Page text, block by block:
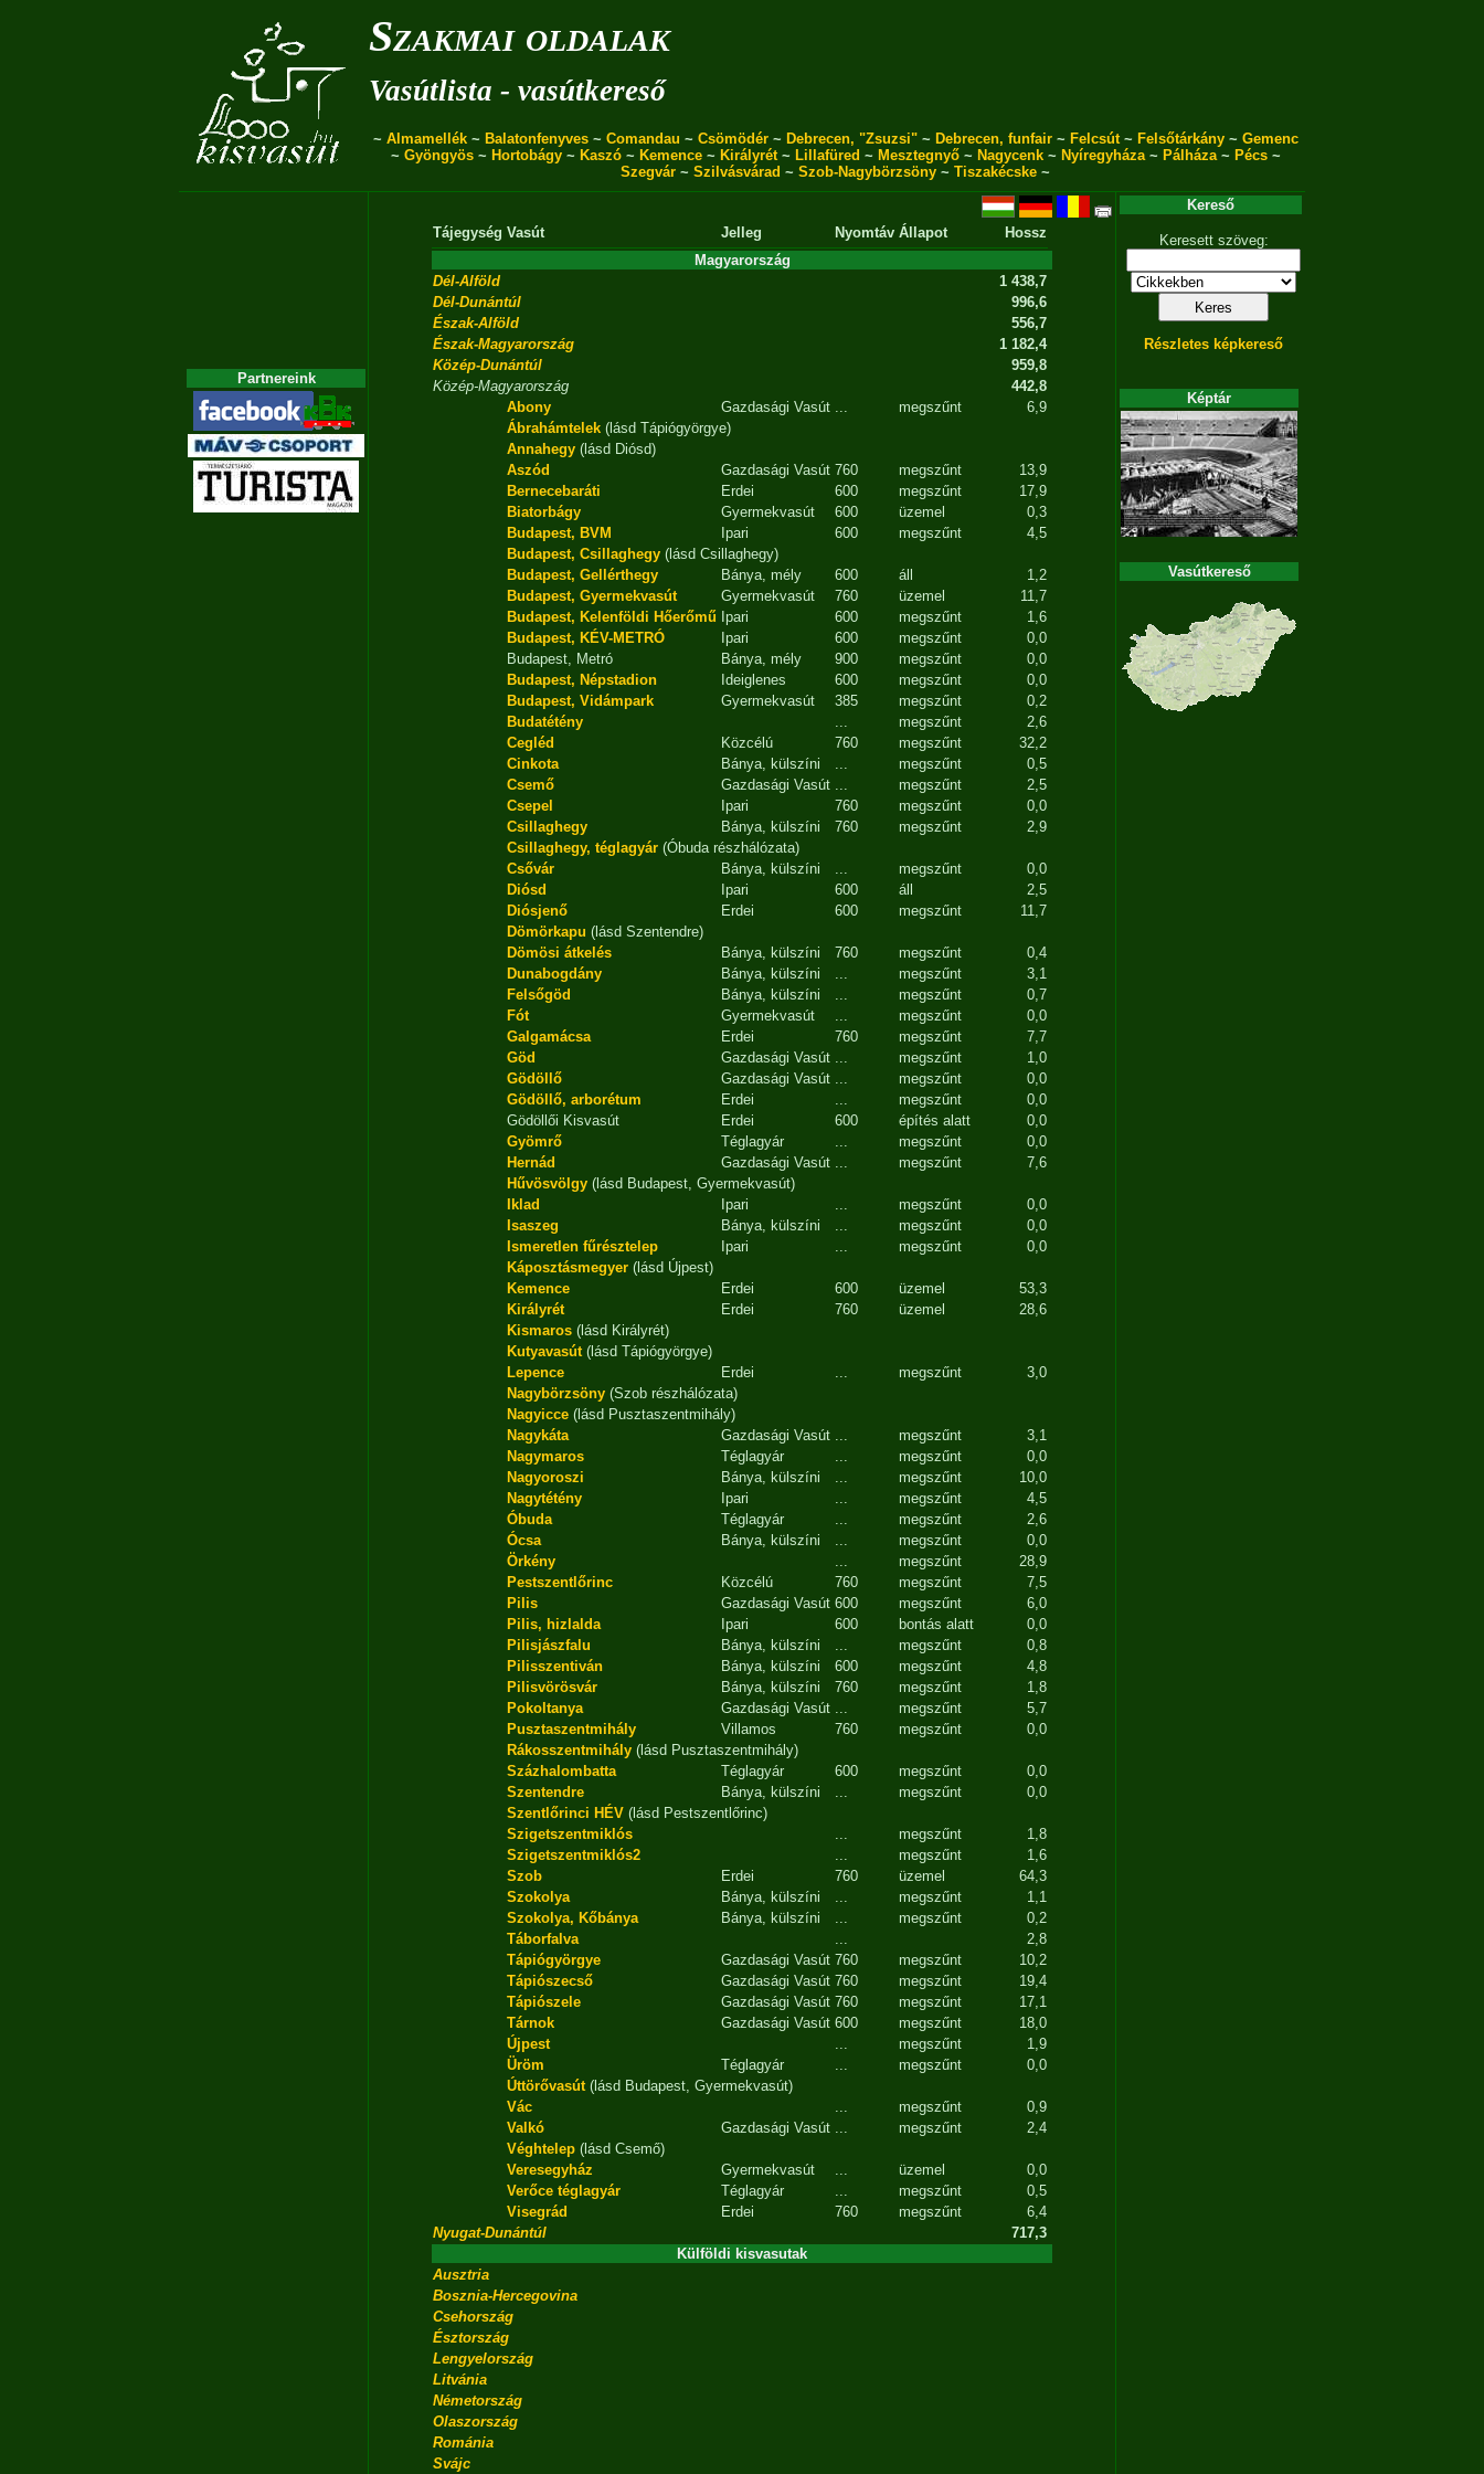
Szakmai oldalak
Vasútlista - vasútkereső
~ Almamellék~ Balatonfenyves~ Comandau ~ Csömödér~ Debrecen, "Zsuzsi"~ Debrecen, funfair~ Felcsút~ Felsőtárkány~ Gemenc
~ Gyöngyös~ Hortobágy~ Kaszó~ Kemence~ Királyrét~ Lillafüred ~ Mesztegnyő~ Nagycenk~ Nyíregyháza~ Pálháza~ Pécs~
Szegvár ~ Szilvásvárad ~ Szob-Nagybörzsöny ~ Tiszakécske ~
Partnereink
Tájegység Vasút Jelleg Nyomtáv Állapot
Hossz
Magyarország
Dél-Alföld
1 438,7
Dél-Dunántúl
996,6
Észak-Alföld
556,7
Észak-Magyarország
1 182,4
Közép-Dunántúl
959,8
Közép-Magyarország
442,8
Abony
Gazdasági Vasút ... megszűnt
6,9
Ábrahámtelek (lásd Tápiógyörgye)
Annahegy (lásd Diósd)
Aszód
Gazdasági Vasút 760 megszűnt
13,9
Bernecebaráti
Erdei 600 megszűnt
17,9
Biatorbágy
Gyermekvasút 600 üzemel
0,3
Budapest, BVM
Ipari 600 megszűnt
4,5
Budapest, Csillaghegy (lásd Csillaghegy)
Budapest, Gellérthegy
Bánya, mély 600 áll
1,2
Budapest, Gyermekvasút
Gyermekvasút 760 üzemel
11,7
Budapest, Kelenföldi Hőerőmű Ipari 600 megszűnt
1,6
Budapest, KÉV-METRÓ
Ipari 600 megszűnt
0,0
Budapest, Metró
Bánya, mély 900 megszűnt
0,0
Budapest, Népstadion
Ideiglenes 600 megszűnt
0,0
Budapest, Vidámpark
Gyermekvasút 385 megszűnt
0,2
Budatétény
... megszűnt
2,6
Cegléd
Közcélú 760 megszűnt
32,2
Cinkota
Bánya, külszíni ... megszűnt
0,5
Csemő
Gazdasági Vasút ... megszűnt
2,5
Csepel
Ipari 760 megszűnt
0,0
Csillaghegy
Bánya, külszíni 760 megszűnt
2,9
Csillaghegy, téglagyár (Óbuda részhálózata)
Csővár
Bánya, külszíni ... megszűnt
0,0
Diósd
Ipari 600 áll
2,5
Diósjenő
Erdei 600 megszűnt
11,7
Dömörkapu (lásd Szentendre)
Dömösi átkelés
Bánya, külszíni 760 megszűnt
0,4
Dunabogdány
Bánya, külszíni ... megszűnt
3,1
Felsőgöd
Bánya, külszíni ... megszűnt
0,7
Fót
Gyermekvasút ... megszűnt
0,0
Galgamácsa
Erdei 760 megszűnt
7,7
Göd
Gazdasági Vasút ... megszűnt
1,0
Gödöllő
Gazdasági Vasút ... megszűnt
0,0
Gödöllő, arborétum
Erdei ... megszűnt
0,0
Gödöllői Kisvasút
Erdei 600 építés alatt
0,0
Gyömrő
Téglagyár ... megszűnt
0,0
Hernád
Gazdasági Vasút ... megszűnt
7,6
Hűvösvölgy (lásd Budapest, Gyermekvasút)
Iklad
Ipari ... megszűnt
0,0
Isaszeg
Bánya, külszíni ... megszűnt
0,0
Ismeretlen fűrésztelep
Ipari ... megszűnt
0,0
Káposztásmegyer (lásd Újpest)
Kemence
Erdei 600 üzemel
53,3
Királyrét
Erdei 760 üzemel
28,6
Kismaros (lásd Királyrét)
Kutyavasút(lásd Tápiógyörgye)
Lepence
Erdei ... megszűnt
3,0
Nagybörzsöny (Szob részhálózata)
Nagyicce (lásd Pusztaszentmihály)
Nagykáta
Gazdasági Vasút ... megszűnt
3,1
Nagymaros
Téglagyár ... megszűnt
0,0
Nagyoroszi
Bánya, külszíni ... megszűnt
10,0
Nagytétény
Ipari ... megszűnt
4,5
Óbuda
Téglagyár ... megszűnt
2,6
Ócsa
Bánya, külszíni ... megszűnt
0,0
Örkény
... megszűnt
28,9
Pestszentlőrinc
Közcélú 760 megszűnt
7,5
Pilis
Gazdasági Vasút 600 megszűnt
6,0
Pilis, hizlalda
Ipari 600 bontás alatt
0,0
Pilisjászfalu
Bánya, külszíni ... megszűnt
0,8
Pilisszentiván
Bánya, külszíni 600 megszűnt
4,8
Pilisvörösvár
Bánya, külszíni 760 megszűnt
1,8
Pokoltanya
Gazdasági Vasút ... megszűnt
5,7
Pusztaszentmihály
Villamos 760 megszűnt
0,0
Rákosszentmihály (lásd Pusztaszentmihály)
Százhalombatta
Téglagyár 600 megszűnt
0,0
Szentendre
Bánya, külszíni ... megszűnt
0,0
Szentlőrinci HÉV (lásd Pestszentlőrinc)
Szigetszentmiklós
... megszűnt
1,8
Szigetszentmiklós2
... megszűnt
1,6
Szob
Erdei 760 üzemel
64,3
Szokolya
Bánya, külszíni ... megszűnt
1,1
Szokolya, Kőbánya
Bánya, külszíni ... megszűnt
0,2
Táborfalva
...
2,8
Tápiógyörgye
Gazdasági Vasút 760 megszűnt
10,2
Tápiószecső
Gazdasági Vasút 760 megszűnt
19,4
Tápiószele
Gazdasági Vasút 760 megszűnt
17,1
Tárnok
Gazdasági Vasút 600 megszűnt
18,0
Újpest
... megszűnt
1,9
Üröm
Téglagyár ... megszűnt
0,0
Úttörővasút(lásd Budapest, Gyermekvasút)
Vác
... megszűnt
0,9
Valkó
Gazdasági Vasút ... megszűnt
2,4
Véghtelep (lásd Csemő)
Veresegyház
Gyermekvasút ... üzemel
0,0
Verőce téglagyár
Téglagyár ... megszűnt
0,5
Visegrád
Erdei 760 megszűnt
6,4
Nyugat-Dunántúl
717,3
Külföldi kisvasutak
Ausztria
Bosznia-Hercegovina
Csehország
Észtország
Lengyelország
Litvánia
Németország
Olaszország
Románia
Svájc
Kereső
Keresett szöveg:
Részletes képkereső
Képtár
Vasútkereső